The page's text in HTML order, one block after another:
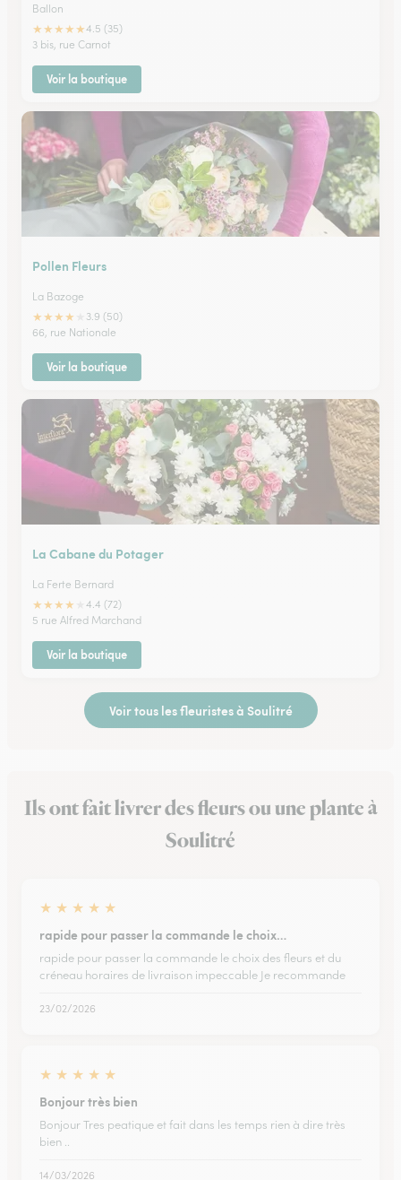
Ballon
★★★★★4.5 (35)
3 bis, rue Carnot
Voir la boutique
Pollen Fleurs
La Bazoge
★★★★
3.9 (50)
66, rue Nationale
Voir la boutique
La Cabane du Potager
La Ferte Bernard
★★★★
4.4 (72)
5 rue Alfred Marchand
Voir la boutique
Voir tous les fleuristes à Soulitré
Ils ont fait livrer des fleurs ou une plante à
Soulitré
★ ★ ★ ★ ★
rapide pour passer la commande le choix…
rapide pour passer la commande le choix des fleurs et du
créneau horaires de livraison impeccable Je recommande
23/02/2026
★ ★ ★ ★ ★
Bonjour très bien
Bonjour Tres peatique et fait dans les temps rien à dire très
bien ..
14/03/2026